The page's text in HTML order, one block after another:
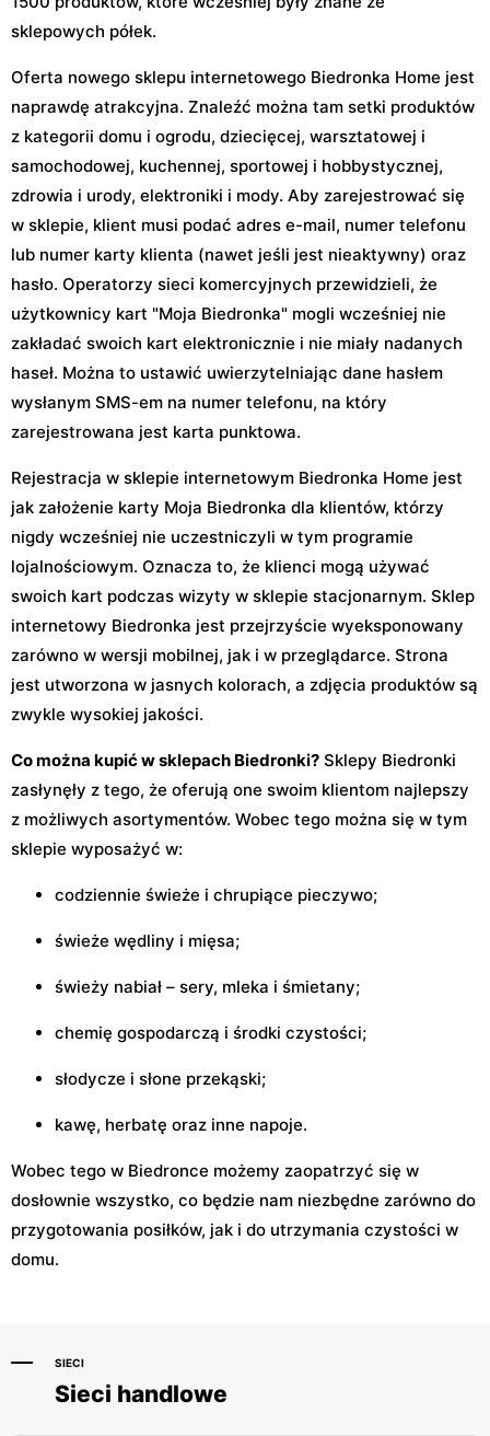
sklepowych półek.
Oferta nowego sklepu internetowego Biedronka Home jest
naprawdę atrakcyjna. Znaleźć można tam setki produktów
z kategorii domu i ogrodu, dziecięcej, warsztatowej i
samochodowej, kuchennej, sportowej i hobbystycznej,
zdrowia i urody, elektroniki i mody. Aby zarejestrować się
w sklepie, klient musi podać adres e-mail, numer telefonu
lub numer karty klienta (nawet jeśli jest nieaktywny) oraz
hasło. Operatorzy sieci komercyjnych przewidzieli, że
użytkownicy kart "Moja Biedronka" mogli wcześniej nie
zakładać swoich kart elektronicznie i nie miały nadanych
haseł. Można to ustawić uwierzytelniając dane hasłem
wysłanym SMS-em na numer telefonu, na który
zarejestrowana jest karta punktowa.
Rejestracja w sklepie internetowym Biedronka Home jest
jak założenie karty Moja Biedronka dla klientów, którzy
nigdy wcześniej nie uczestniczyli w tym programie
lojalnościowym. Oznacza to, że klienci mogą używać
swoich kart podczas wizyty w sklepie stacjonarnym. Sklep
internetowy Biedronka jest przejrzyście wyeksponowany
zarówno w wersji mobilnej, jak i w przeglądarce. Strona
jest utworzona w jasnych kolorach, a zdjęcia produktów są
zwykle wysokiej jakości.
Co można kupić w sklepach Biedronki? Sklepy Biedronki
zasłynęły z tego, że oferują one swoim klientom najlepszy
z możliwych asortymentów. Wobec tego można się w tym
sklepie wyposażyć w:
codziennie świeże i chrupiące pieczywo;
świeże wędliny i mięsa;
świeży nabiał – sery, mleka i śmietany;
chemię gospodarczą i środki czystości;
słodycze i słone przekąski;
kawę, herbatę oraz inne napoje.
Wobec tego w Biedronce możemy zaopatrzyć się w
dosłownie wszystko, co będzie nam niezbędne zarówno do
przygotowania posiłków, jak i do utrzymania czystości w
domu.
SIECI
Sieci handlowe